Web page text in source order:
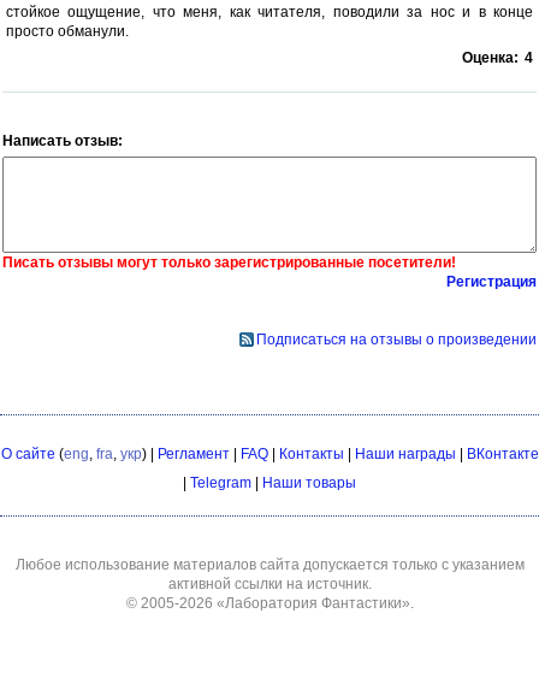
стойкое ощущение, что меня, как читателя, поводили за нос и в конце
просто обманули.
Оценка: 4
Написать отзыв:
Писать отзывы могут только зарегистрированные посетители!
Регистрация
Подписаться на отзывы о произведении
О сайте (eng, fra, укр) | Регламент| FAQ| Контакты Наши награды
ВКонтакте
Telegram Наши товары
Любое использование материалов сайта допускается только с указанием
активной ссылки на источник.
© 2005-2026 «Лаборатория Фантастики».